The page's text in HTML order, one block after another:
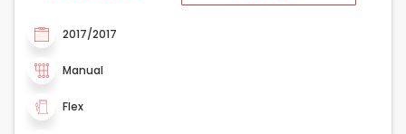
2017/2017
Manual
Flex